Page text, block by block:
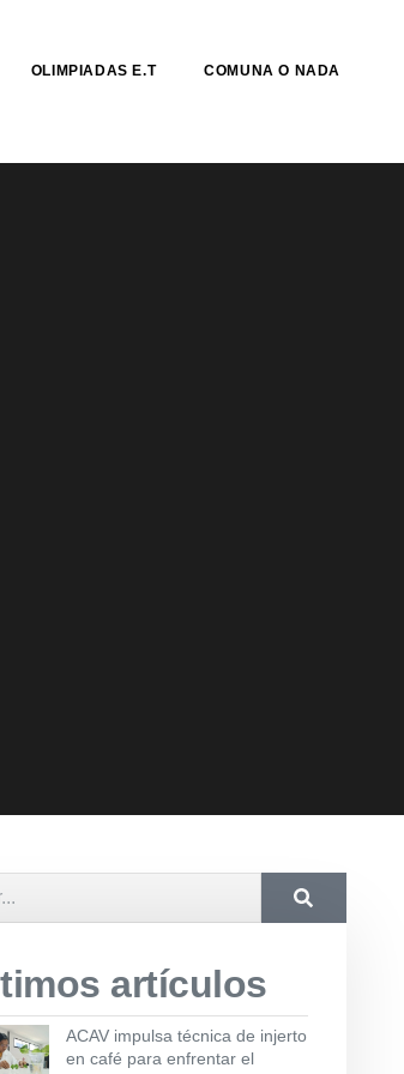
OLIMPIADAS E.T COMUNA O NADA
artículos
ACAV impulsa técnica de injerto
en café para enfrentar el